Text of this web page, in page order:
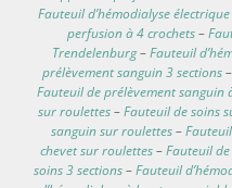
Fauteuil d’hémodialyse électrique
perfusion à 4 crochets–
Trendelenburg–Fauteuil
prélèvement sanguin 3 sections–
Fauteuil de prélèvement
sur roulettes–Fauteuil de soins
sanguin sur roulettes–
chevet sur roulettes–Fauteuil
soins 3 sections–Fauteuil